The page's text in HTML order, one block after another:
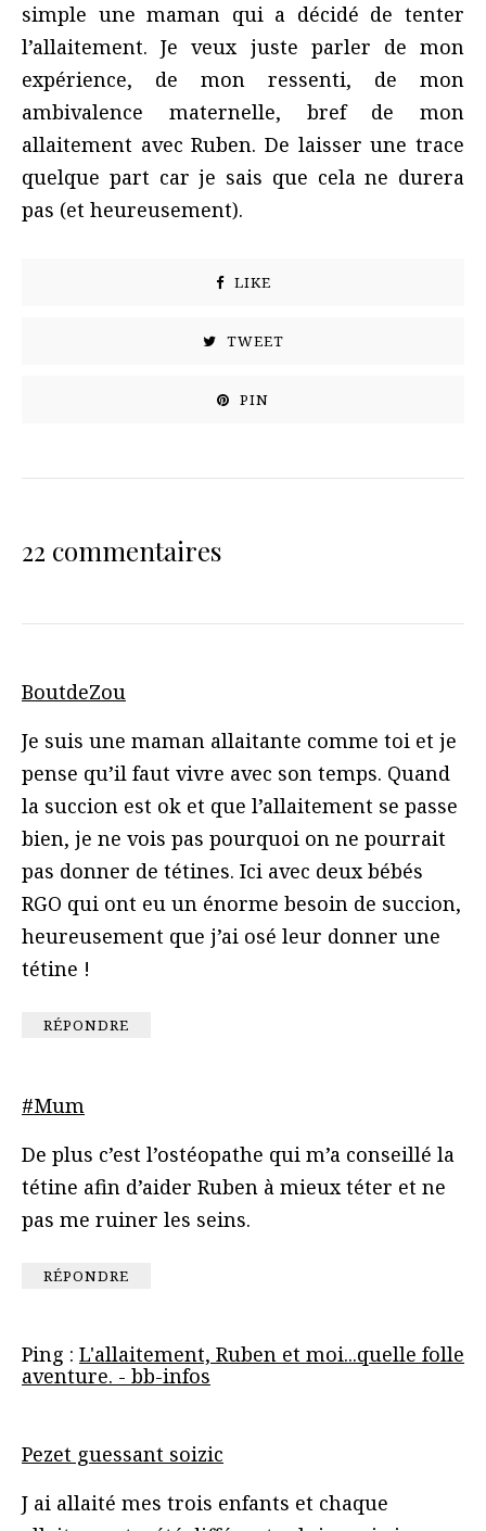
simple une maman qui a décidé de tenter
l’allaitement. Je veux juste parler de mon
expérience, de mon ressenti, de mon
ambivalence maternelle, bref de mon
allaitement avec Ruben. De laisser une trace
quelque part car je sais que cela ne durera
pas (et heureusement).
LIKE
TWEET
PIN
22 commentaires
BoutdeZou
Je suis une maman allaitante comme toi et je
pense qu’il faut vivre avec son temps. Quand
la succion est ok et que l’allaitement se passe
bien, je ne vois pas pourquoi on ne pourrait
pas donner de tétines. Ici avec deux bébés
RGO qui ont eu un énorme besoin de succion,
heureusement que j’ai osé leur donner une
tétine !
RÉPONDRE
#Mum
De plus c’est l’ostéopathe qui m’a conseillé la
tétine afin d’aider Ruben à mieux téter et ne
pas me ruiner les seins.
RÉPONDRE
Ping : L'allaitement, Ruben et moi...quelle folle
aventure. - bb-infos
Pezet guessant soizic
J ai allaité mes trois enfants et chaque